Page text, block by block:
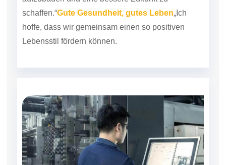
schaffen.“Gute Gesundheit, gutes Leben„Ich
hoffe, dass wir gemeinsam einen so positiven
Lebensstil fördern können.